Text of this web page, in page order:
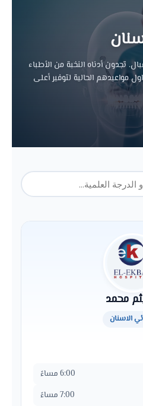
تجدون أدناه النخبة من الأطباء
مواعيدهم الحالية لتوفير أعلى
محمد
الاسنان
6:00 مساءً
7:00 مساءً